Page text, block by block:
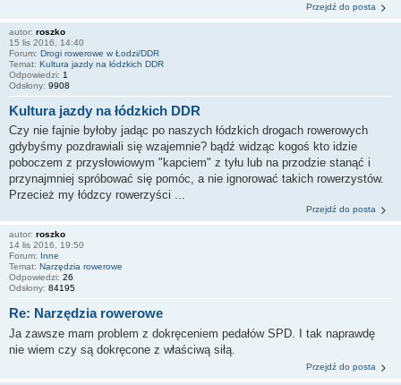
Przejdź do posta
autor: roszko
15 lis 2016, 14:40
Forum: Drogi rowerowe w Łodzi/DDR
Temat: Kultura jazdy na łódzkich DDR
Odpowiedzi: 1
Odsłony: 9908
Kultura jazdy na łódzkich DDR
Czy nie fajnie byłoby jadąc po naszych łódzkich drogach rowerowych
gdybyśmy pozdrawiali się wzajemnie? bądź widząc kogoś kto idzie
poboczem z przysłowiowym "kapciem" z tyłu lub na przodzie stanąć i
przynajmniej spróbować się pomóc, a nie ignorować takich rowerzystów.
Przecież my łódzcy rowerzyści ...
Przejdź do posta
autor: roszko
14 lis 2016, 19:50
Forum: Inne
Temat: Narzędzia rowerowe
Odpowiedzi: 26
Odsłony: 84195
Re: Narzędzia rowerowe
Ja zawsze mam problem z dokręceniem pedałów SPD. I tak naprawdę
nie wiem czy są dokręcone z właściwą siłą.
Przejdź do posta